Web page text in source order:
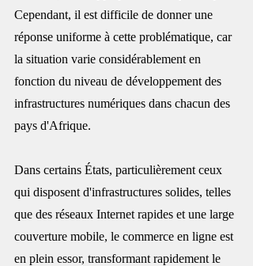
Cependant, il est difficile de donner une
réponse uniforme à cette problématique, car
la situation varie considérablement en
fonction du niveau de développement des
infrastructures numériques dans chacun des
pays d'Afrique.
Dans certains États, particulièrement ceux
qui disposent d'infrastructures solides, telles
que des réseaux Internet rapides et une large
couverture mobile, le commerce en ligne est
en plein essor, transformant rapidement le